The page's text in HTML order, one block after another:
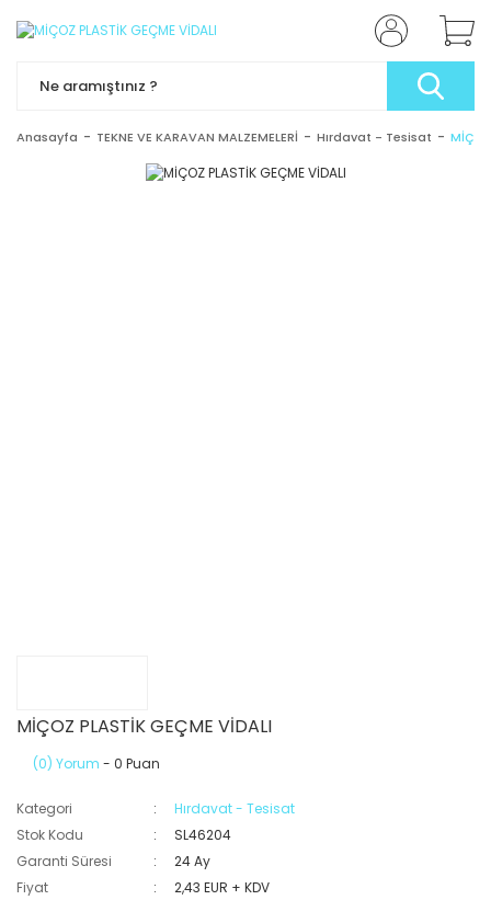
Anasayfa TEKNE VE KARAVAN MALZEMELERİ Hırdavat - Tesisat
MİÇOZ PLASTİK GEÇME VİDALI
(0) Yorum - 0 Puan
Kategori
Hırdavat - Tesisat
Stok Kodu
SL46204
Garanti Süresi
24 Ay
Fiyat
2,43 EUR + KDV